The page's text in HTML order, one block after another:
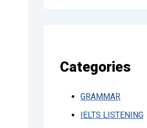
Categories
GRAMMAR
IELTS LISTENING